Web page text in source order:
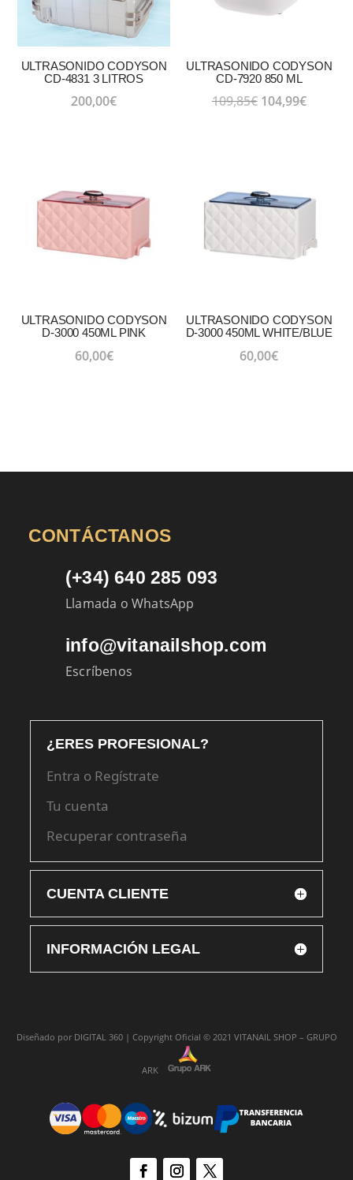
ULTRASONIDO CODYSON
CD-4831 3 LITROS
200,00€
ULTRASONIDO CODYSON
CD-7920 850 ML
109,85€ El
104,99€El
ULTRASONIDO CODYSON
D-3000 450ML PINK
60,00€
ULTRASONIDO CODYSON
D-3000 450ML WHITE/BLUE
60,00€
CONTÁCTANOS
(+34) 640 285 093
Llamada o WhatsApp
info@vitanailshop.com
Escríbenos
¿ERES PROFESIONAL?
Entra o Regístrate
Tu cuenta
Recuperar contraseña
CUENTA CLIENTE
INFORMACIÓN LEGAL
Diseñado por DIGITAL 360 | Copyright Oficial © 2021 VITANAIL SHOP – GRUPO
ARK